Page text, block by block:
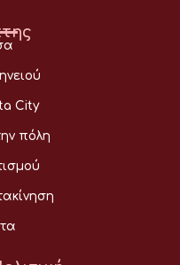
City
πόλη